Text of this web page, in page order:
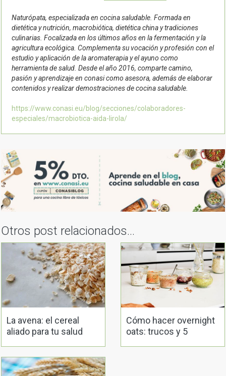
Naturópata, especializada en cocina saludable. Formada en
dietética y nutrición, macrobiótica, dietética china y tradiciones
culinarias. Focalizada en los últimos años en la fermentación y la
agricultura ecológica. Complementa su vocación y profesión con el
estudio y aplicación de la aromaterapia y el ayuno como
herramienta de salud. Desde el año 2016, comparte camino,
pasión y aprendizaje en conasi como asesora, además de elaborar
contenidos y realizar demostraciones de cocina saludable.
https://www.conasi.eu/blog/secciones/colaboradores-
especiales/macrobiotica-aida-lirola/
Otros post relacionados...
La avena: el cereal
aliado para tu salud
Cómo hacer overnight
oats: trucos y 5